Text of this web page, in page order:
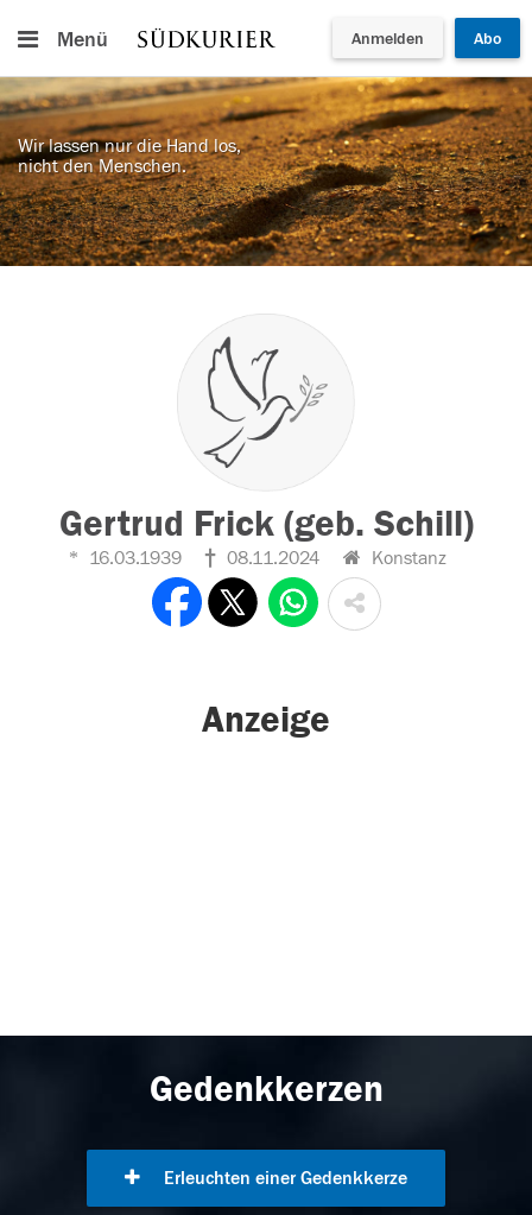
Menü Anmelden Abo
Wir lassen nur die Hand los,
nicht den Menschen.
Gertrud Frick (geb. Schill)
16.03.1939 08.11.2024 Konstanz
Anzeige
Gedenkkerzen
Erleuchten einer Gedenkkerze